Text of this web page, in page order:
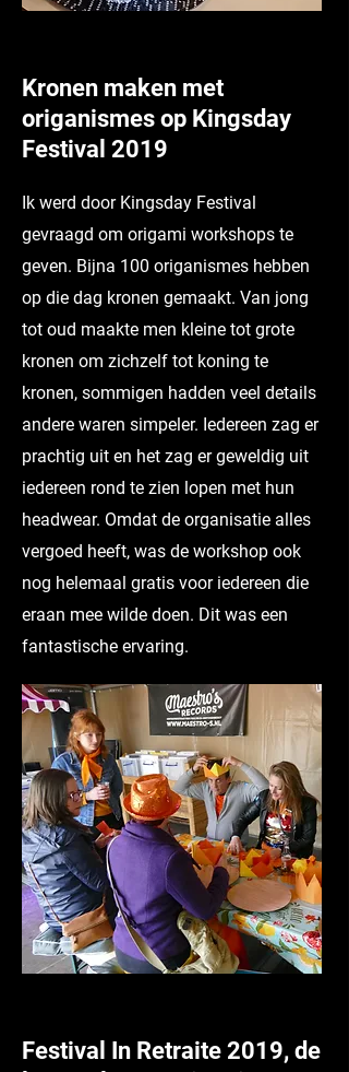
Kronen maken met
origanismes op Kingsday
Festival 2019
Ik werd door Kingsday Festival
gevraagd om origami workshops te
geven. Bijna 100 origanismes hebben
op die dag kronen gemaakt. Van jong
tot oud maakte men kleine tot grote
kronen om zichzelf tot koning te
kronen, sommigen hadden veel details
andere waren simpeler. Iedereen zag er
prachtig uit en het zag er geweldig uit
iedereen rond te zien lopen met hun
headwear. Omdat de organisatie alles
vergoed heeft, was de workshop ook
nog helemaal gratis voor iedereen die
eraan mee wilde doen. Dit was een
fantastische ervaring.
Festival In Retraite 2019, de